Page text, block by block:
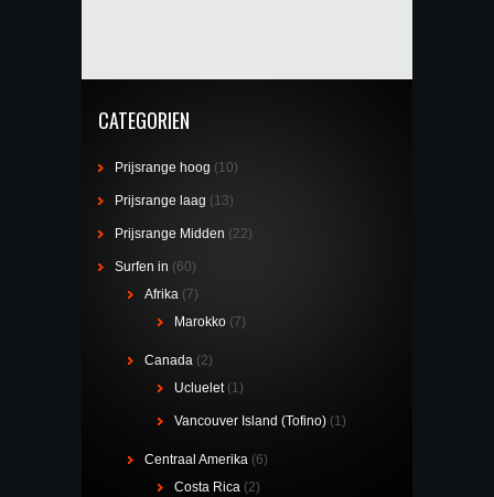
CATEGORIEN
Prijsrange hoog (10)
Prijsrange laag (13)
Prijsrange Midden (22)
Surfen in (60)
Afrika (7)
Marokko (7)
Canada (2)
Ucluelet(1)
Vancouver Island (Tofino) (1)
Centraal Amerika (6)
Costa Rica (2)